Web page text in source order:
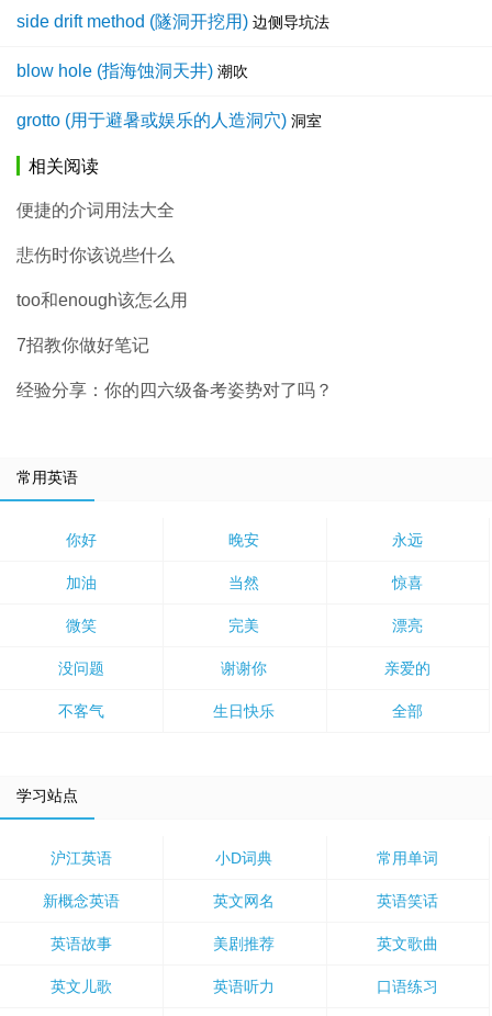
side drift method (隧洞开挖用) 边侧导坑法
blow hole (指海蚀洞天井) 潮吹
grotto (用于避暑或娱乐的人造洞穴) 洞室
相关阅读
便捷的介词用法大全
悲伤时你该说些什么
too和enough该怎么用
7招教你做好笔记
经验分享：你的四六级备考姿势对了吗？
常用英语
你好 晚安 永远
加油 当然 惊喜
微笑 完美 漂亮
没问题 谢谢你 亲爱的
不客气 生日快乐 全部
学习站点
沪江英语 小D词典 常用单词
新概念英语 英文网名 英语笑话
英语故事 美剧推荐 英文歌曲
英文儿歌 英语听力 口语练习